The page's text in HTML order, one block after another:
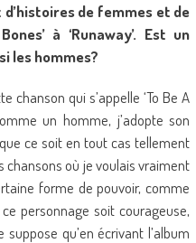
de femmes et de
à ‘Runaway’. Est un
les hommes?
chanson qui s’appelle ‘To Be A
un homme, j’adopte son
ce soit en tout cas tellement
chansons où je voulais vraiment
forme de pouvoir, comme
personnage soit courageuse,
qu’en écrivant l’album